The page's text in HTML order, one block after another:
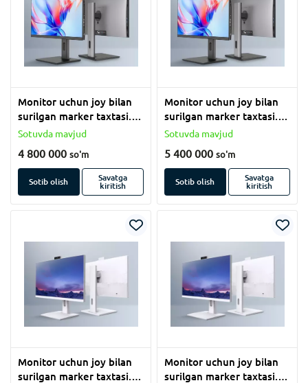
Monitor uchun joy bilan
surilgan marker taxtasi.
(120x550 sm)
Sotuvda mavjud
4 800 000 so'm
Sotib olish
Savatga
kiritish
Monitor uchun joy bilan
surilgan marker taxtasi.
(120x550 sm)
Sotuvda mavjud
5 400 000 so'm
Sotib olish
Savatga
kiritish
Monitor uchun joy bilan
surilgan marker taxtasi.
Monitor uchun joy bilan
surilgan marker taxtasi.